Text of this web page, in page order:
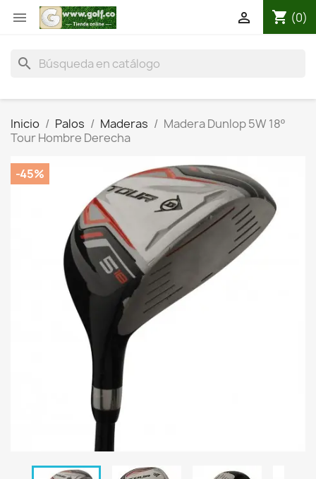
 shopping_cart (0)

search
Inicio Palos Maderas
Madera Dunlop 5W 18º
Tour Hombre Derecha
-45%